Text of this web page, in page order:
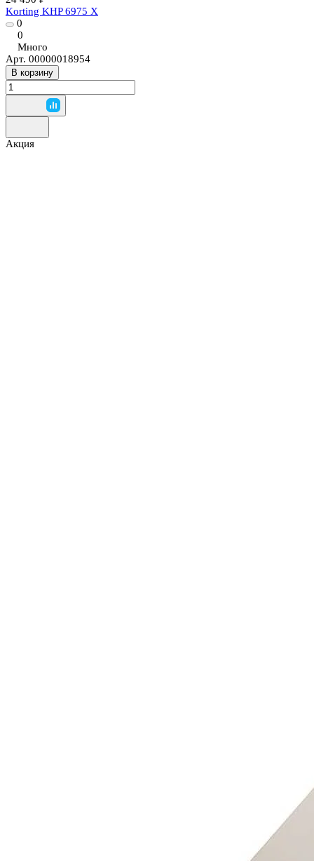
Korting KHP 6975 X
0
0
Много
Арт. 00000018954
В корзину
Акция